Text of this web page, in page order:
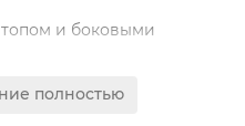
и боковыми
CORONA высотой 320
полностью